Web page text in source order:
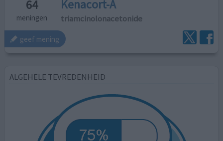
64
meningen
Kenacort-A
triamcinolonacetonide
geef mening
ALGEHELE TEVREDENHEID